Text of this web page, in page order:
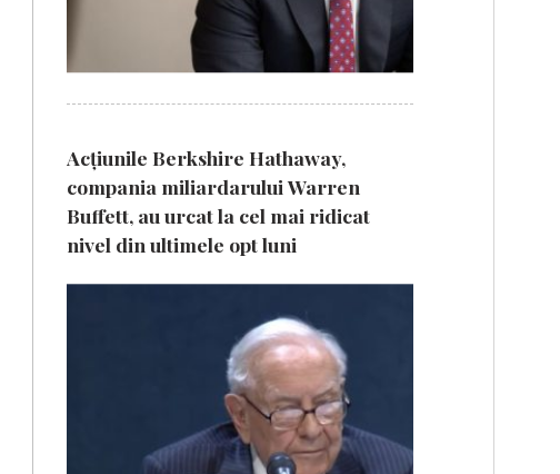
Acțiunile Berkshire Hathaway,
compania miliardarului Warren
Buffett, au urcat la cel mai ridicat
nivel din ultimele opt luni